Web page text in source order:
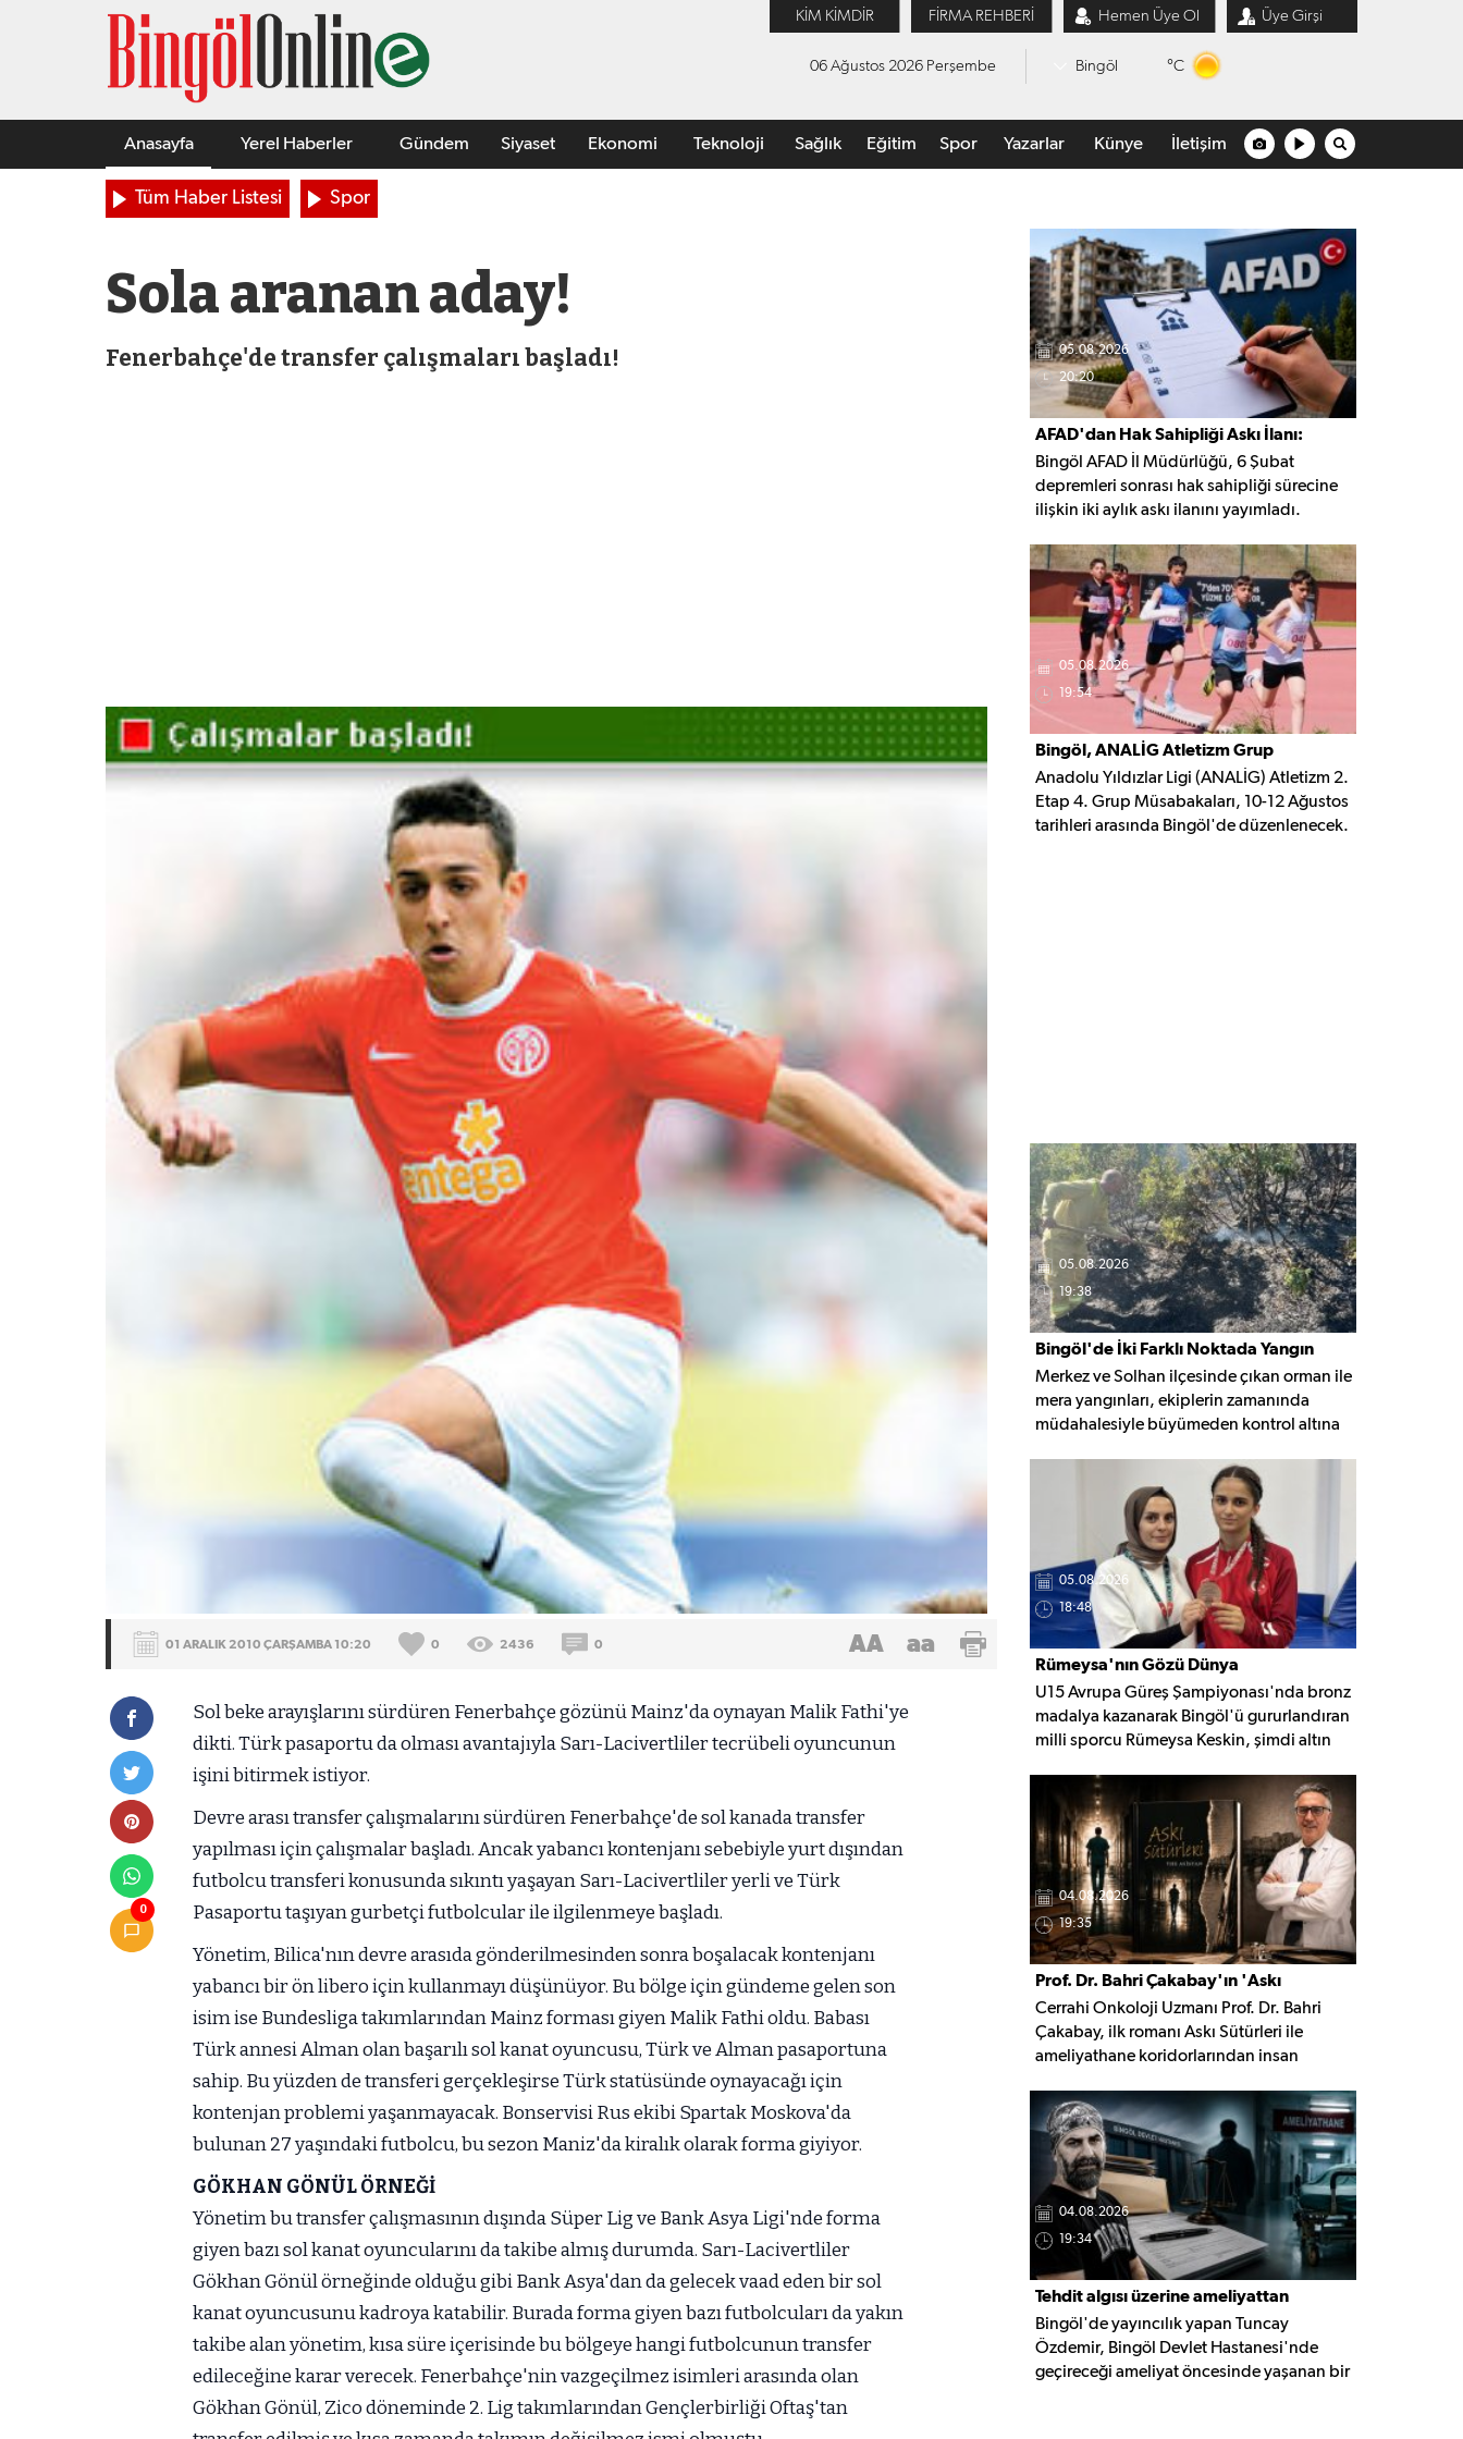
KİM KİMDİR FİRMA REHBERİ Hemen Üye Ol Üye Girşi
06 Ağustos 2026 Perşembe Bingöl °C
Anasayfa Yerel Haberler Gündem Siyaset Ekonomi Teknoloji Sağlık Eğitim Spor Yazarlar Künye İletişim
Tüm Haber Listesi Spor
Sola aranan aday!
Fenerbahçe'de transfer çalışmaları başladı!
01 ARALIK 2010 ÇARŞAMBA 10:20 0 2436 0 AA aa
0
Sol beke arayışlarını sürdüren Fenerbahçe gözünü Mainz'da oynayan Malik Fathi'ye
dikti. Türk pasaportu da olması avantajıyla Sarı-Lacivertliler tecrübeli oyuncunun
işini bitirmek istiyor.
Devre arası transfer çalışmalarını sürdüren Fenerbahçe'de sol kanada transfer
yapılması için çalışmalar başladı. Ancak yabancı kontenjanı sebebiyle yurt dışından
futbolcu transferi konusunda sıkıntı yaşayan Sarı-Lacivertliler yerli ve Türk
Pasaportu taşıyan gurbetçi futbolcular ile ilgilenmeye başladı.
Yönetim, Bilica'nın devre arasıda gönderilmesinden sonra boşalacak kontenjanı
yabancı bir ön libero için kullanmayı düşünüyor. Bu bölge için gündeme gelen son
isim ise Bundesliga takımlarından Mainz forması giyen Malik Fathi oldu. Babası
Türk annesi Alman olan başarılı sol kanat oyuncusu, Türk ve Alman pasaportuna
sahip. Bu yüzden de transferi gerçekleşirse Türk statüsünde oynayacağı için
kontenjan problemi yaşanmayacak. Bonservisi Rus ekibi Spartak Moskova'da
bulunan 27 yaşındaki futbolcu, bu sezon Maniz'da kiralık olarak forma giyiyor.
GÖKHAN GÖNÜL ÖRNEĞİ
Yönetim bu transfer çalışmasının dışında Süper Lig ve Bank Asya Ligi'nde forma
giyen bazı sol kanat oyuncularını da takibe almış durumda. Sarı-Lacivertliler
Gökhan Gönül örneğinde olduğu gibi Bank Asya'dan da gelecek vaad eden bir sol
kanat oyuncusunu kadroya katabilir. Burada forma giyen bazı futbolcuları da yakın
takibe alan yönetim, kısa süre içerisinde bu bölgeye hangi futbolcunun transfer
edileceğine karar verecek. Fenerbahçe'nin vazgeçilmez isimleri arasında olan
Gökhan Gönül, Zico döneminde 2. Lig takımlarından Gençlerbirliği Oftaş'tan
05.08.2026
20:20
AFAD'dan Hak Sahipliği Askı İlanı:
Başvurular Başladı
Bingöl AFAD İl Müdürlüğü, 6 Şubat
depremleri sonrası hak sahipliği sürecine
ilişkin iki aylık askı ilanını yayımladı.
Ekim 2026'ya kadar gerekli belgelerle
başvuruda bulunabilecek.
05.08.2026
19:54
Bingöl, ANALİG Atletizm Grup
Yarışmalarına Ev Sahipliği Yapacak
Anadolu Yıldızlar Ligi (ANALİG) Atletizm 2.
Etap 4. Grup Müsabakaları, 10-12 Ağustos
tarihleri arasında Bingöl'de düzenlenecek.
05.08.2026
19:38
Bingöl'de İki Farklı Noktada Yangın
Paniği
Merkez ve Solhan ilçesinde çıkan orman ile
mera yangınları, ekiplerin zamanında
müdahalesiyle büyümeden kontrol altına
nedeninin belirlenmesi için inceleme
05.08.2026
18:48
Rümeysa'nın Gözü Dünya
Şampiyonluğunda
U15 Avrupa Güreş Şampiyonası'nda bronz
madalya kazanarak Bingöl'ü gururlandıran
milli sporcu Rümeysa Keskin, şimdi altın
Gözünü Avrupa ve Dünya
şampiyonluklarına diken Keskin, yeni
başarılar için çalışmalarını sürdürüyor.
04.08.2026
19:35
Prof. Dr. Bahri Çakabay'ın 'Askı
Sütürleri' kitabı çıktı
Cerrahi Onkoloji Uzmanı Prof. Dr. Bahri
Çakabay, ilk romanı Askı Sütürleri ile
ameliyathane koridorlarından insan
dostluk ve yaşam üzerine kurulu çok
katmanlı bir anlatıya imza attı.
04.08.2026
19:34
Tehdit algısı üzerine ameliyattan
vazgeçti, şikâyetçi oldu
Bingöl'de yayıncılık yapan Tuncay
Özdemir, Bingöl Devlet Hastanesi'nde
geçireceği ameliyat öncesinde yaşanan bir